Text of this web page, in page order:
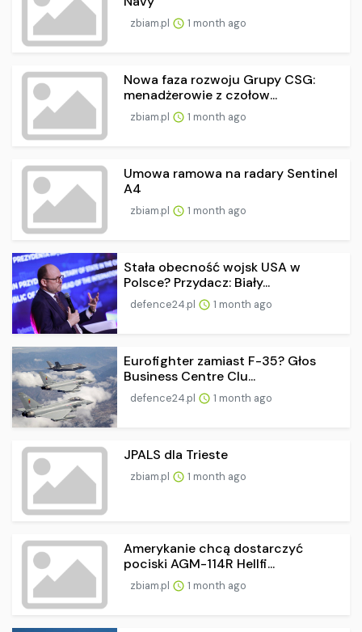
zbiam.pl 1 month ago
Nowa faza rozwoju Grupy CSG:
menadżerowie z czołow...
zbiam.pl 1 month ago
Umowa ramowa na radary Sentinel
A4
zbiam.pl 1 month ago
Stała obecność wojsk USA w
Polsce? Przydacz: Biały...
defence24.pl 1 month ago
Eurofighter zamiast F-35? Głos
Business Centre Clu...
defence24.pl 1 month ago
JPALS dla Trieste
zbiam.pl 1 month ago
Amerykanie chcą dostarczyć
pociski AGM-114R Hellfi...
zbiam.pl 1 month ago